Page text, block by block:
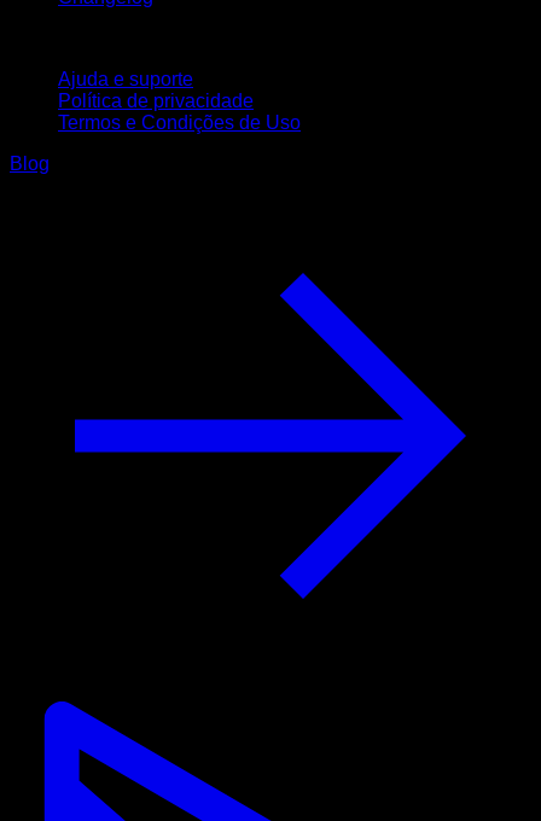
Ajuda e suporte
Política de privacidade
Termos e Condições de Uso
Blog